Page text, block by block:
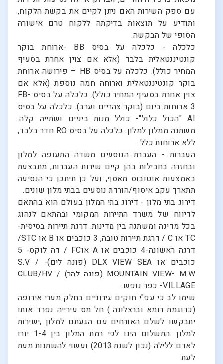
עם ספק השירות האם ניתן לקיים את בקשת הלקוח,
ותודיע על תוצאות בדיקתה ללקוח טרם אישורה
הסופי של הבקשה.
כלכלה - כלכלה על בסיס BB -ארוחת בוקר
קונטיננטאלית בלבד (אלא אם צוין אחרת בסעיף
המחיר כולל). כלכלה על בסיס HB – פירושה ארוחת
בוקר קונטיננטאלית וארוחה חמה נוספת (אלא אם
צוין אחרת בסעיף המחיר כולל). כלכלה על בסיס FB-
3 ארוחות ביום (בוקר צהריים וערב). כלכלה על בסיס
AI "הכול כלול"- כולל מנות ביניים ושתייה קלה.
משתנה ממלון למלון. כלכלה על בסיס RO חדר בלבד,
ללא ארוחות כלל.
העברות - העברת הנוסעים משדה התעופה למלון
ובחזרה בחבילות בהן קיים שירות העברות, מתבצעת
באמצעות אוטובוס מאסף, ועל כן תיתכן כי הנסיעה
תתארך עקב איסוף/הורדת נוסעים בבתי מלון שונים.
דירוג בתי מלון - דירוג בתי המלון בעולם הוא בהתאם
לדיווח של משרד התיירות המקומי ובהתאם לנהוג
בכל מדינה ומשתנה בין מדינות. דרגת תיירות בסיסית-
TC או C / דרגת תיירות טובה, 3 כוכבים או B או STC/
דרגה ראשונה-4 כוכבים או A אוFC / דה לוקס- 5
כוכבים או DLX VIEW SEA (פונה לים)- S.V /
MOUNTAIN VIEW- M.W (פונה להר) / CLUB/HV
VILLAGE- כפר נופש.
שימו לב כי עפ"י חוקים עירוניים בחלק מערי אירופה
(כדוגמת רומא וברצלונה ) חל מס עירייה נפרד אותו
יתבקשו לשלם האורחים עם הגעתם למלון ,ישירות
למלון .התשלום הינו לפי רמת המלון בין 1-4 יורו
לאדם ללילה (נכון לשנת 2013) ועשוי להשתנות מעת
לעת